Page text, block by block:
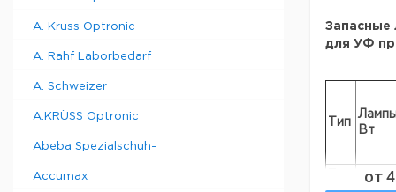
A. Kruss Optronic
A. Rahf Laborbedarf
A. Schweizer
A.KRÜSS Optronic
Abeba Spezialschuh-
Accumax
Запасные
для УФ
Тип
Вт
4от